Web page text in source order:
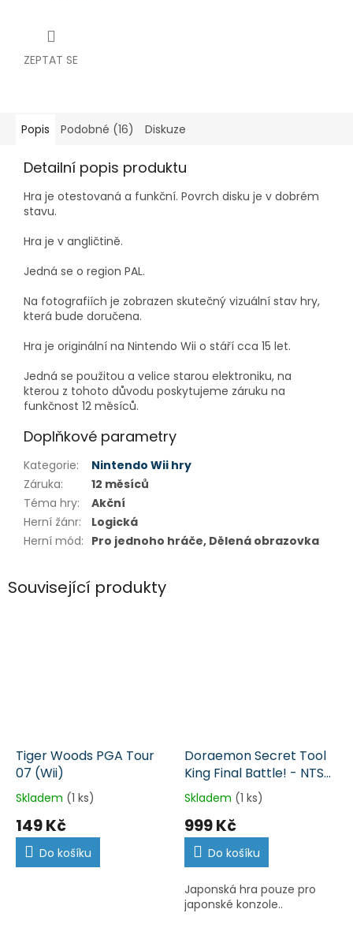
ZEPTAT SE
Popis Podobné (16) Diskuze
Detailní popis produktu
Hra je otestovaná a funkční. Povrch disku je v dobrém
stavu.
Hra je v angličtině.
Jedná se o region PAL.
Na fotografiích je zobrazen skutečný vizuální stav hry,
která bude doručena.
Hra je originální na Nintendo Wii o stáří cca 15 let.
Jedná se použitou a velice starou elektroniku, na
kterou z tohoto důvodu poskytujeme záruku na
funkčnost 12 měsíců.
Doplňkové parametry
Kategorie:
Nintendo Wii hry
Záruka:
12 měsíců
Téma hry:
Akční
Herní žánr:
Logická
Herní mód: Pro jednoho hráče, Dělená obrazovka
Související produkty
Tiger Woods PGA Tour
07 (Wii)
Skladem (1 ks)
149 Kč
Do košíku
Doraemon Secret Tool
King Final Battle! - NTSC
Japan (Wii)
Skladem (1 ks)
999 Kč
Do košíku
Japonská hra pouze pro
japonské konzole..